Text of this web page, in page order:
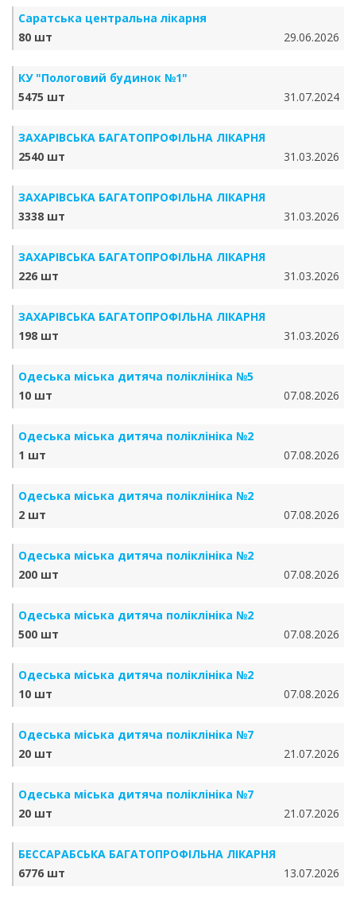
Саратська центральна лікарня
80 шт
29.06.2026
КУ "Пологовий будинок №1"
5475 шт
31.07.2024
ЗАХАРІВСЬКА БАГАТОПРОФІЛЬНА ЛІКАРНЯ
2540 шт
31.03.2026
ЗАХАРІВСЬКА БАГАТОПРОФІЛЬНА ЛІКАРНЯ
3338 шт
31.03.2026
ЗАХАРІВСЬКА БАГАТОПРОФІЛЬНА ЛІКАРНЯ
226 шт
31.03.2026
ЗАХАРІВСЬКА БАГАТОПРОФІЛЬНА ЛІКАРНЯ
198 шт
31.03.2026
Одеська міська дитяча поліклініка №5
10 шт
07.08.2026
Одеська міська дитяча поліклініка №2
1 шт
07.08.2026
Одеська міська дитяча поліклініка №2
2 шт
07.08.2026
Одеська міська дитяча поліклініка №2
200 шт
07.08.2026
Одеська міська дитяча поліклініка №2
500 шт
07.08.2026
Одеська міська дитяча поліклініка №2
10 шт
07.08.2026
Одеська міська дитяча поліклініка №7
20 шт
21.07.2026
Одеська міська дитяча поліклініка №7
20 шт
21.07.2026
БЕССАРАБСЬКА БАГАТОПРОФІЛЬНА ЛІКАРНЯ
6776 шт
13.07.2026